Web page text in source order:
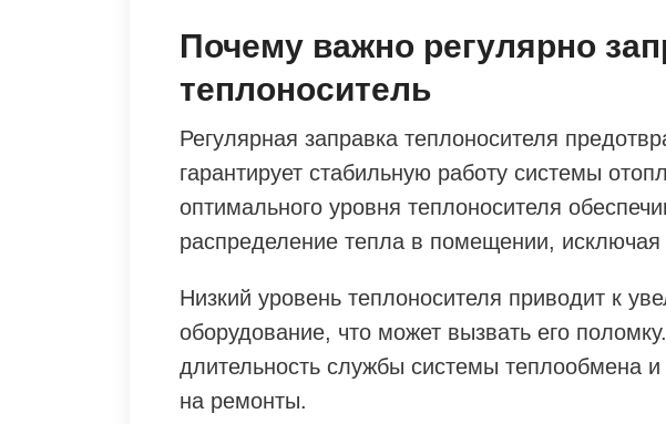
Почему важно регулярно
теплоноситель
Регулярная заправка теплоносителя
гарантирует стабильную работу системы
оптимального уровня теплоносителя
распределение тепла в помещении,
Низкий уровень теплоносителя приводит к
оборудование, что может вызвать его
длительность службы системы теплообмена и
на ремонты.